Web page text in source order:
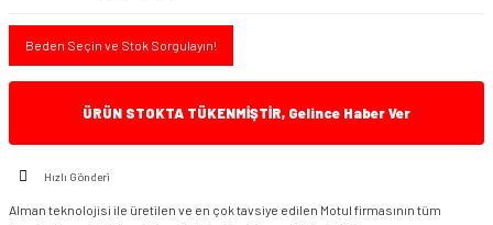
Beden Seçin ve Stok Sorgulayın!
ÜRÜN STOKTA TÜKENMİŞTİR, Gelince Haber Ver
Hızlı Gönderi
Alman teknolojisi ile üretilen ve en çok tavsiye edilen Motul firmasının tüm